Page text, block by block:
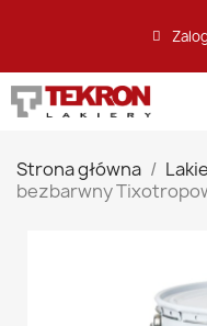
Strona główna
bezbarwny